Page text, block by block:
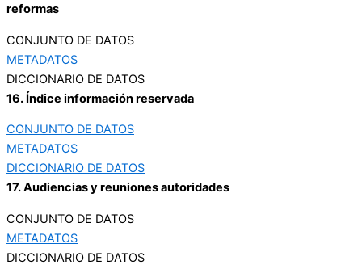
reformas
CONJUNTO DE DATOS
METADATOS
DICCIONARIO DE DATOS
16. Índice información reservada
CONJUNTO DE DATOS
METADATOS
DICCIONARIO DE DATOS
17. Audiencias y reuniones autoridades
CONJUNTO DE DATOS
METADATOS
DICCIONARIO DE DATOS